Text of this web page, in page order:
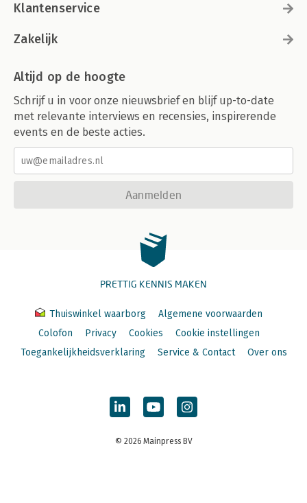
Klantenservice
Zakelijk
Altijd op de hoogte
Schrijf u in voor onze nieuwsbrief en blijf up-to-date
met relevante interviews en recensies, inspirerende
events en de beste acties.
Aanmelden
PRETTIG KENNIS MAKEN
Thuiswinkel waarborg
Algemene voorwaarden
Colofon
Privacy Cookies
Cookie instellingen
Toegankelijkheidsverklaring
Service & Contact Over ons
© 2026 Mainpress BV